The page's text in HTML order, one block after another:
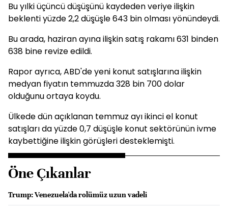
Bu yılki üçüncü düşüşünü kaydeden veriye ilişkin
beklenti yüzde 2,2 düşüşle 643 bin olması yönündeydi.
Bu arada, haziran ayına ilişkin satış rakamı 631 binden
638 bine revize edildi.
Rapor ayrıca, ABD'de yeni konut satışlarına ilişkin
medyan fiyatın temmuzda 328 bin 700 dolar
olduğunu ortaya koydu.
Ülkede dün açıklanan temmuz ayı ikinci el konut
satışları da yüzde 0,7 düşüşle konut sektörünün ivme
kaybettiğine ilişkin görüşleri desteklemişti.
Öne Çıkanlar
Trump: Venezuela'da rolümüz uzun vadeli